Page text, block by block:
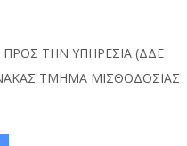
ΤΗΝ ΥΠΗΡΕΣΙΑ (ΔΔΕ
ΤΜΗΜΑ ΜΙΣΘΟΔΟΣΙΑΣ